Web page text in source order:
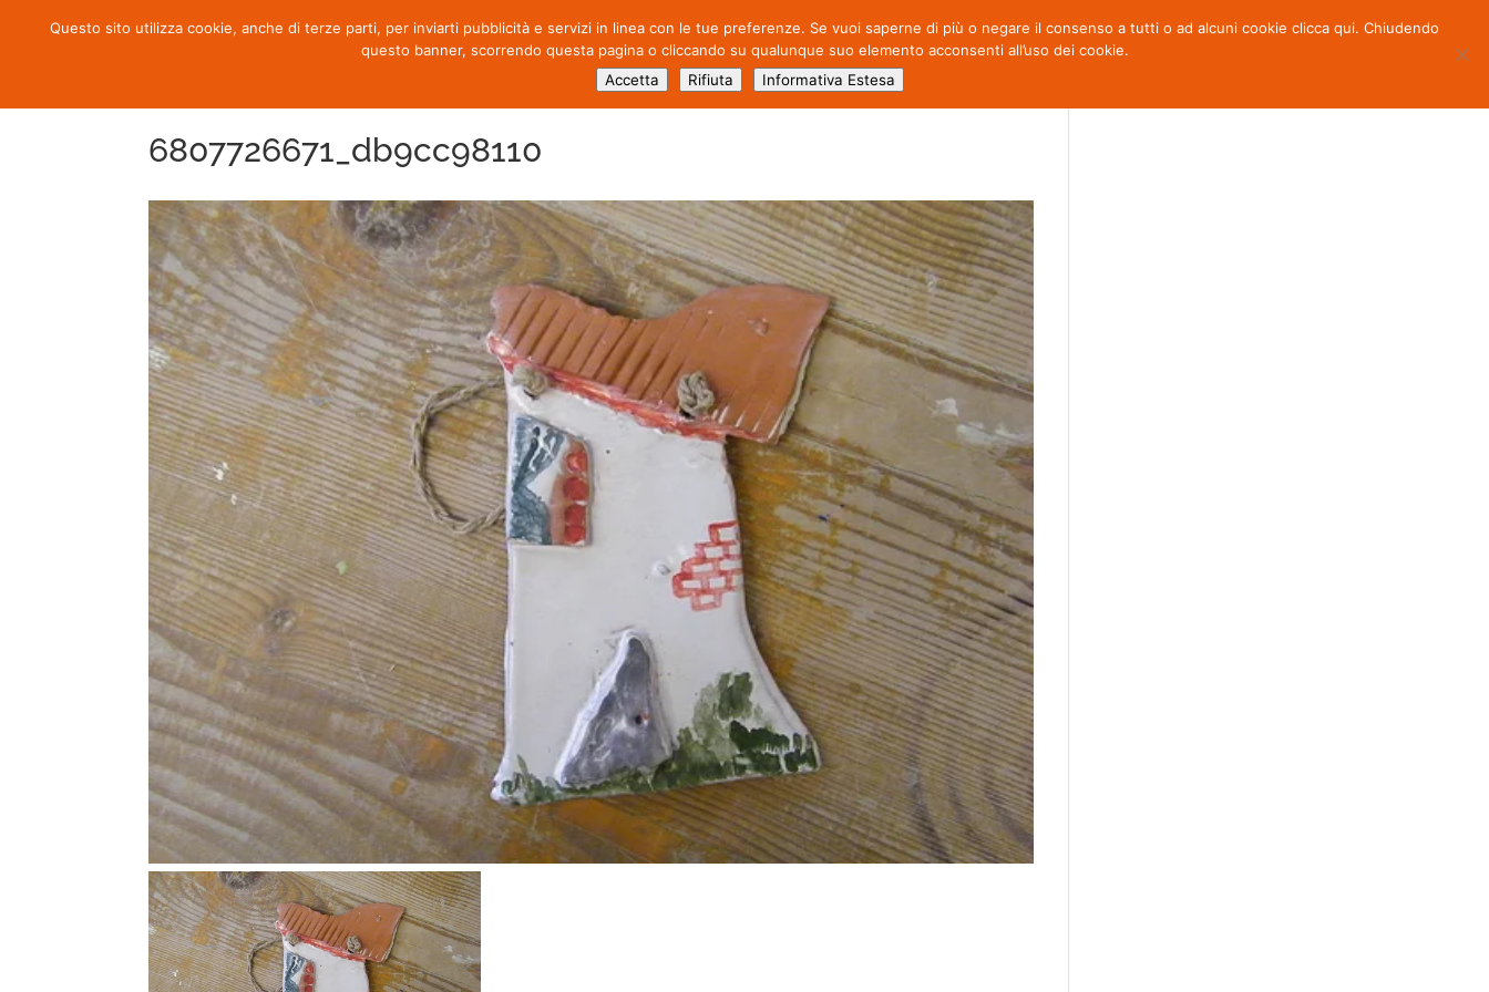
CHI SIAMO ATTIVITÀ PRODOTTI NEWS PARTNERS CONTATTI
6807726671_db9cc98110
Questo sito utilizza cookie, anche di terze parti, per inviarti pubblicità e servizi in linea con le tue preferenze. Se vuoi saperne di più o negare il consenso a tutti o ad alcuni cookie clicca qui. Chiudendo
questo banner, scorrendo questa pagina o cliccando su qualunque suo elemento acconsenti all’uso dei cookie.
Accetta
Rifiuta Informativa Estesa